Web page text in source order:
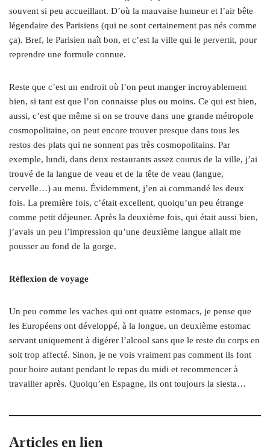
souvent si peu accueillant. D’où la mauvaise humeur et l’air bête
légendaire des Parisiens (qui ne sont certainement pas nés comme
ça). Bref, le Parisien naît bon, et c’est la ville qui le pervertit, pour
reprendre une formule connue.
Reste que c’est un endroit où l’on peut manger incroyablement
bien, si tant est que l’on connaisse plus ou moins. Ce qui est bien,
aussi, c’est que même si on se trouve dans une grande métropole
cosmopolitaine, on peut encore trouver presque dans tous les
restos des plats qui ne sonnent pas très cosmopolitains. Par
exemple, lundi, dans deux restaurants assez courus de la ville, j’ai
trouvé de la langue de veau et de la tête de veau (langue,
cervelle…) au menu. Évidemment, j’en ai commandé les deux
fois. La première fois, c’était excellent, quoiqu’un peu étrange
comme petit déjeuner. Après la deuxième fois, qui était aussi bien,
j’avais un peu l’impression qu’une deuxième langue allait me
pousser au fond de la gorge.
Réflexion de voyage
Un peu comme les vaches qui ont quatre estomacs, je pense que
les Européens ont développé, à la longue, un deuxième estomac
servant uniquement à digérer l’alcool sans que le reste du corps en
soit trop affecté. Sinon, je ne vois vraiment pas comment ils font
pour boire autant pendant le repas du midi et recommencer à
travailler après. Quoiqu’en Espagne, ils ont toujours la siesta…
Articles en lien